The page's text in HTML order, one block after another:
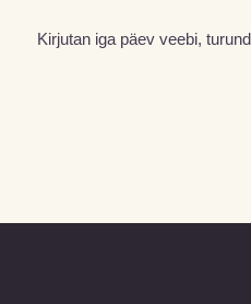
Kirjutan iga päev veebi,